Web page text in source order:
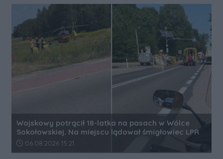
Wojskowy potrącił 18-latka na pasach w Wólce
Sokołowskiej. Na miejscu lądował śmigłowiec LPR
Data dodania artykułu:
06.08.2026 15:21